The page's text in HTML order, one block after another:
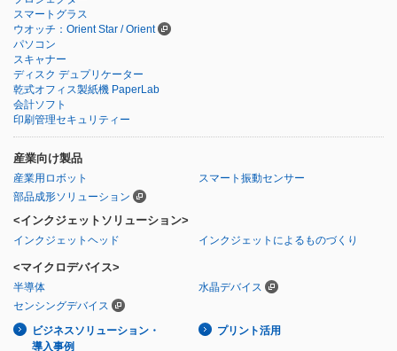
スマートグラス
ウオッチ：Orient Star / Orient
パソコン
スキャナー
ディスク デュプリケーター
乾式オフィス製紙機 PaperLab
会計ソフト
印刷管理セキュリティー
産業向け製品
産業用ロボット
スマート振動センサー
部品成形ソリューション
<インクジェットソリューション>
インクジェットヘッド インクジェットによるものづくり
<マイクロデバイス>
半導体
水晶デバイス
センシングデバイス
ビジネスソリューション・
導入事例
プリント活用